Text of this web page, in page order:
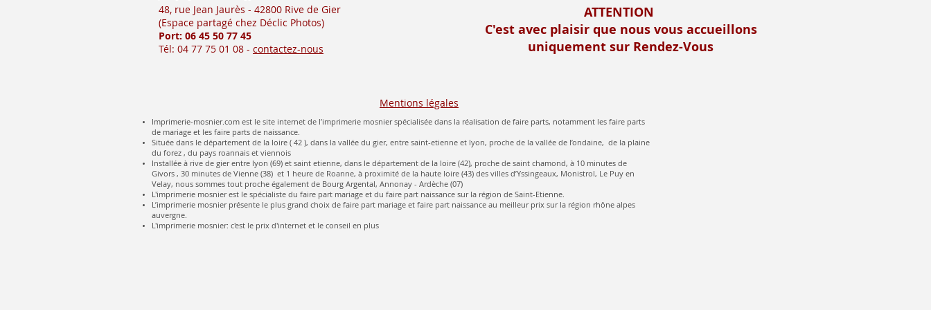
48, rue Jean Jaurès - 42800 Rive de Gier
(Espace partagé chez Déclic Photos)
Port: 06 45 50 77 45
Tél: 04 77 75 01 08 - contactez-nous
ATTENTION
C'est avec plaisir que nous vous accueillons
uniquement sur Rendez-Vous
Mentions légales
Imprimerie-mosnier.com est le site internet de l’imprimerie mosnier spécialisée dans la réalisation de faire parts, notamment les faire parts
de mariage et les faire parts de naissance.
Située dans le département de la loire ( 42 ), dans la vallée du gier, entre saint-etienne et lyon, proche de la vallée de l’ondaine, de la plaine
du forez , du pays roannais et viennois
Installée à rive de gier entre lyon (69) et saint etienne, dans le département de la loire (42), proche de saint chamond, à 10 minutes de
Givors , 30 minutes de Vienne (38) et 1 heure de Roanne, à proximité de la haute loire (43) des villes d’Yssingeaux, Monistrol, Le Puy en
Velay, nous sommes tout proche également de Bourg Argental, Annonay - Ardèche (07)
L'imprimerie mosnier est le spécialiste du faire part mariage et du faire part naissance sur la région de Saint-Etienne.
L’imprimerie mosnier présente le plus grand choix de faire part mariage et faire part naissance au meilleur prix sur la région rhône alpes
auvergne.
L'imprimerie mosnier: c'est le prix d'internet et le conseil en plus​